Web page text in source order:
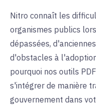
Nitro connaît les
organismes publics
dépassées,
d'obstacles à
pourquoi nos outils
s'intégrer de manière
gouvernement dans